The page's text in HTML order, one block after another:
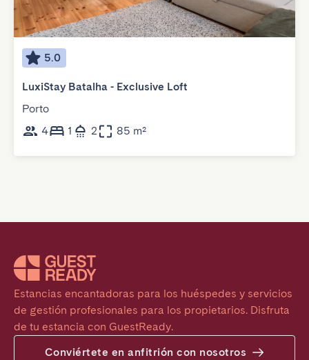
5.0
LuxiStay Batalha - Exclusive Loft
Porto
4
1 2 85 m²
Estancias encantadoras para los huéspedes y servicios
de gestión profesionales para los propietarios. Disfruta
de tu estancia con GuestReady.
Conviértete en anfitrión con nosotros